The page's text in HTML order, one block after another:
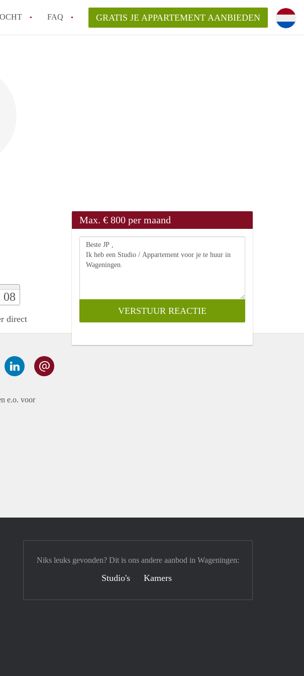
FAQ
van AppartementWageningen?
verantwoordelijk voor het aangeboden
GRATIS JE APPARTEMENT AANBIEDEN
08
direct
Max. € 800 per maand
e.o. voor
Niks leuks gevonden? Dit is ons andere aanbod in Wageningen:
Studio's Kamers